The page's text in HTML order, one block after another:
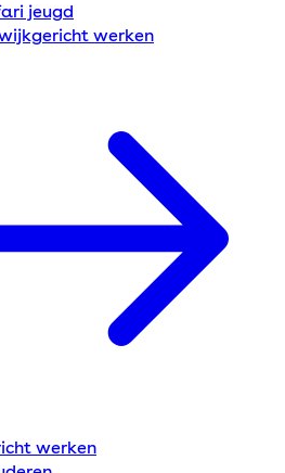
jeugd
werken
werken